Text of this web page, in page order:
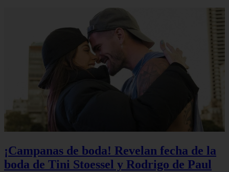
¡Campanas de boda! Revelan fecha de la
boda de Tini Stoessel y Rodrigo de Paul